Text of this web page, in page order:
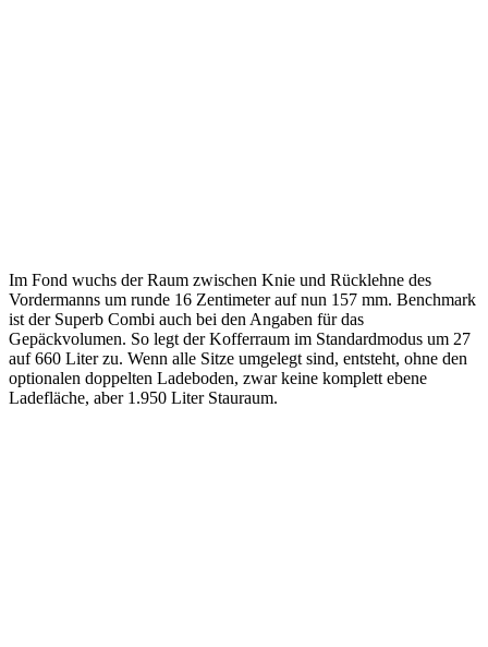
Im Fond wuchs der Raum zwischen Knie und Rücklehne des
Vordermanns um runde 16 Zentimeter auf nun 157 mm. Benchmark
ist der Superb Combi auch bei den Angaben für das
Gepäckvolumen. So legt der Kofferraum im Standardmodus um 27
auf 660 Liter zu. Wenn alle Sitze umgelegt sind, entsteht, ohne den
optionalen doppelten Ladeboden, zwar keine komplett ebene
Ladefläche, aber 1.950 Liter Stauraum.